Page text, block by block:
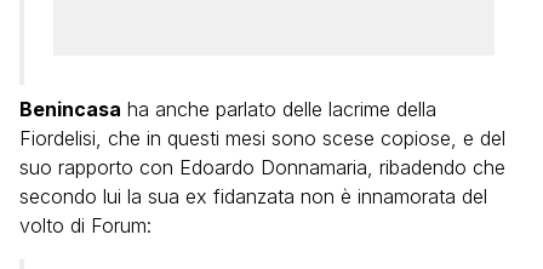
Benincasa ha anche parlato delle lacrime della
Fiordelisi, che in questi mesi sono scese copiose, e del
suo rapporto con Edoardo Donnamaria, ribadendo che
secondo lui la sua ex fidanzata non è innamorata del
volto di Forum: